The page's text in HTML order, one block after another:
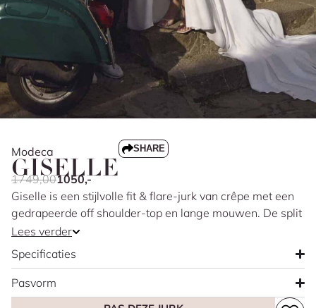
Modeca
GISELLE
SHARE
1749,001050,-
Giselle is een stijlvolle fit & flare-jurk van crêpe met een
gedrapeerde off shoulder-top en lange mouwen. De split
in de rok geeft net wat extra beweging, terwijl de sleep
zorgt voor een elegante finish. Strak, vrouwelijk en
minimalistisch. Een prachtige trendy less is more jurk.
Deze jurk is ook in een grotere maat te passen in onze
winkel.
Lees verder
Specificaties
Pasvorm